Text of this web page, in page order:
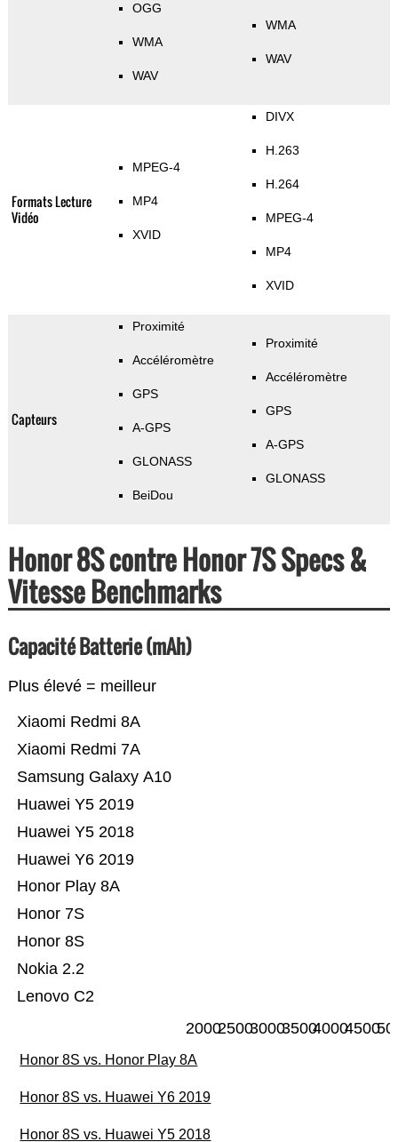
OGG
WMA
WAV
WMA
WAV
Formats Lecture
Vidéo
MPEG-4
MP4
XVID
DIVX
H.263
H.264
MPEG-4
MP4
XVID
Capteurs
Proximité
Accéléromètre
GPS
A-GPS
GLONASS
BeiDou
Proximité
Accéléromètre
GPS
A-GPS
GLONASS
Honor 8S contre Honor 7S Specs &
Vitesse Benchmarks
Capacité Batterie (mAh)
Plus élevé = meilleur
Lenovo C2
Nokia 2.2
Honor 8S
Honor 7S
Honor Play 8A
Huawei Y6 2019
Huawei Y5 2018
Huawei Y5 2019
Samsung Galaxy A10
Xiaomi Redmi 7A
Xiaomi Redmi 8A
200025003000350040004500
Honor 8S vs. Honor Play 8A
Honor 8S vs. Huawei Y6 2019
Honor 8S vs. Huawei Y5 2018